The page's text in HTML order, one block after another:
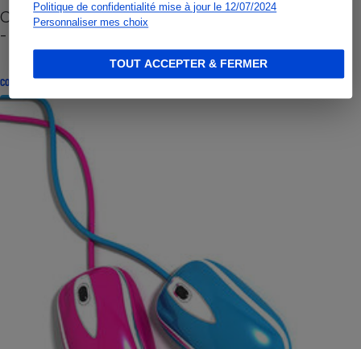
Politique de confidentialité mise à jour le 12/07/2024
Personnaliser mes choix
TOUT ACCEPTER & FERMER
Cafetière à capsules zéro déchet CoffeeB (vidéo)
- Premières impressions
CONSEILS